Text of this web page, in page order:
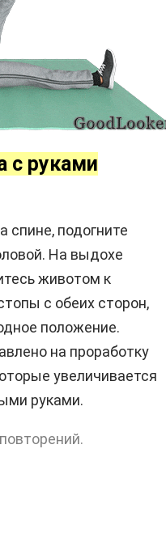
с руками
спине, подогните
На выдохе
животом к
с обеих сторон,
положение.
на проработку
увеличивается
руками.